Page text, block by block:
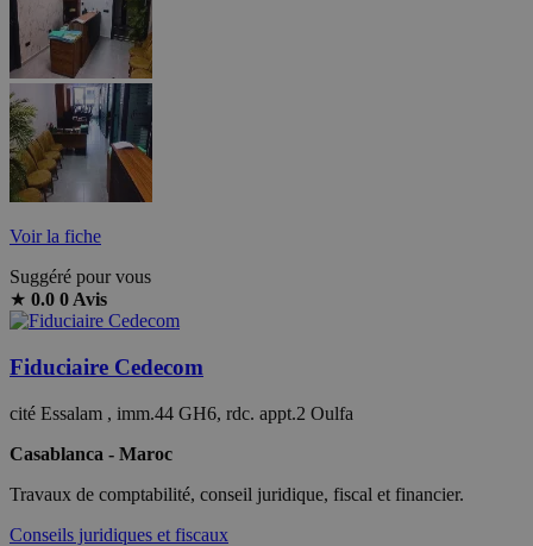
Voir la fiche
Suggéré pour vous
★ 0.0 0 Avis
Fiduciaire Cedecom
cité Essalam , imm.44 GH6, rdc. appt.2 Oulfa
Casablanca - Maroc
Travaux de comptabilité, conseil juridique, fiscal et financier.
Conseils juridiques et fiscaux